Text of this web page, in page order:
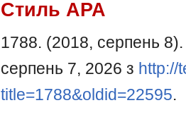
Стиль APA
1788. (2018, серпень
серпень 7, 2026 з http://
title=1788&oldid=22595.